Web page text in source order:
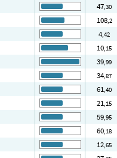
47,30
108,2
4,42
10,15
39,99
34,87
61,40
21,15
59,95
60,18
12,65